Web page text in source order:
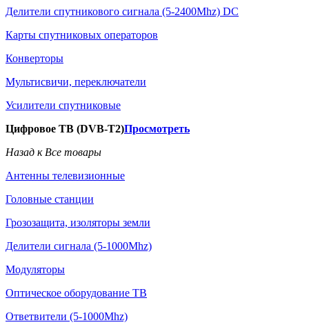
Делители спутникового сигнала (5-2400Mhz) DC
Карты спутниковых операторов
Конверторы
Мультисвичи, переключатели
Усилители спутниковые
Цифровое ТВ (DVB-T2)Просмотреть
Назад к Все товары
Антенны телевизионные
Головные станции
Грозозащита, изоляторы земли
Делители сигнала (5-1000Mhz)
Модуляторы
Оптическое оборудование ТВ
Ответвители (5-1000Mhz)